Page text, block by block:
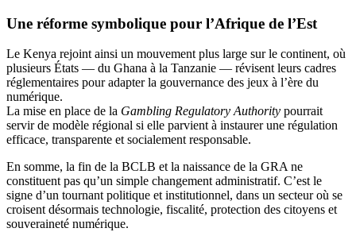
Une réforme symbolique pour l’Afrique de l’Est
Le Kenya rejoint ainsi un mouvement plus large sur le continent, où
plusieurs États — du Ghana à la Tanzanie — révisent leurs cadres
réglementaires pour adapter la gouvernance des jeux à l’ère du
numérique.
La mise en place de la Gambling Regulatory Authority pourrait
servir de modèle régional si elle parvient à instaurer une régulation
efficace, transparente et socialement responsable.
En somme, la fin de la BCLB et la naissance de la GRA ne
constituent pas qu’un simple changement administratif. C’est le
signe d’un tournant politique et institutionnel, dans un secteur où se
croisent désormais technologie, fiscalité, protection des citoyens et
souveraineté numérique.